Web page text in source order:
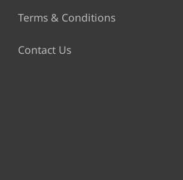
Terms & Conditions
Contact Us